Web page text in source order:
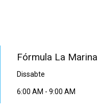
Fórmula La Marina
Dissabte
6:00 AM - 9:00 AM